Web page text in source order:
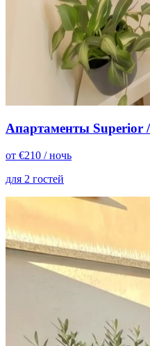
Апартаменты Superior
от €210 / ночь
для 2 гостей